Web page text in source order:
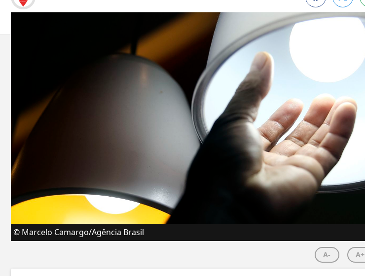
© Marcelo Camargo/Agência Brasil
A- A+